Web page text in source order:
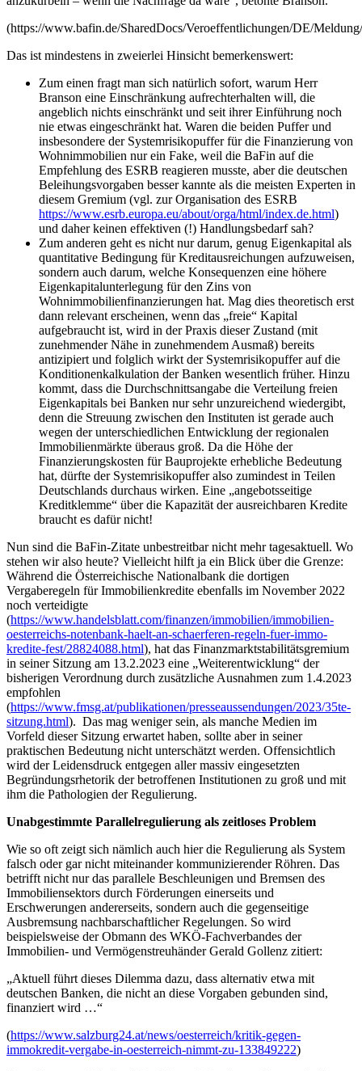
(https://www.bafin.de/SharedDocs/Veroeffentlichungen/DE/
Das ist mindestens in zweierlei Hinsicht bemerkenswert:
Zum einen fragt man sich natürlich sofort, warum Herr
Branson eine Einschränkung aufrechterhalten will, die
angeblich nichts einschränkt und seit ihrer Einführung noch
nie etwas eingeschränkt hat. Waren die beiden Puffer und
insbesondere der Systemrisikopuffer für die Finanzierung von
Wohnimmobilien nur ein Fake, weil die BaFin auf die
Empfehlung des ESRB reagieren musste, aber die deutschen
Beleihungsvorgaben besser kannte als die meisten Experten in
diesem Gremium (vgl. zur Organisation des ESRB
https://www.esrb.europa.eu/about/orga/html/index.de.html)
und daher keinen effektiven (!) Handlungsbedarf sah?
Zum anderen geht es nicht nur darum, genug Eigenkapital als
quantitative Bedingung für Kreditausreichungen aufzuweisen,
sondern auch darum, welche Konsequenzen eine höhere
Eigenkapitalunterlegung für den Zins von
Wohnimmobilienfinanzierungen hat. Mag dies theoretisch erst
dann relevant erscheinen, wenn das „freie“ Kapital
aufgebraucht ist, wird in der Praxis dieser Zustand (mit
zunehmender Nähe in zunehmendem Ausmaß) bereits
antizipiert und folglich wirkt der Systemrisikopuffer auf die
Konditionenkalkulation der Banken wesentlich früher. Hinzu
kommt, dass die Durchschnittsangabe die Verteilung freien
Eigenkapitals bei Banken nur sehr unzureichend wiedergibt,
denn die Streuung zwischen den Instituten ist gerade auch
wegen der unterschiedlichen Entwicklung der regionalen
Immobilienmärkte überaus groß. Da die Höhe der
Finanzierungskosten für Bauprojekte erhebliche Bedeutung
hat, dürfte der Systemrisikopuffer also zumindest in Teilen
Deutschlands durchaus wirken. Eine „angebotsseitige
Kreditklemme“ über die Kapazität der ausreichbaren Kredite
braucht es dafür nicht!
Nun sind die BaFin-Zitate unbestreitbar nicht mehr tagesaktuell. Wo
stehen wir also heute? Vielleicht hilft ja ein Blick über die Grenze:
Während die Österreichische Nationalbank die dortigen
Vergaberegeln für Immobilienkredite ebenfalls im November 2022
noch verteidigte
(https://www.handelsblatt.com/finanzen/immobilien/immobilien-
oesterreichs-notenbank-haelt-an-schaerferen-regeln-fuer-immo-
kredite-fest/28824088.html), hat das Finanzmarktstabilitätsgremium
in seiner Sitzung am 13.2.2023 eine „Weiterentwicklung“ der
bisherigen Verordnung durch zusätzliche Ausnahmen zum 1.4.2023
empfohlen
(https://www.fmsg.at/publikationen/presseaussendungen/2023/35te-
sitzung.html). Das mag weniger sein, als manche Medien im
Vorfeld dieser Sitzung erwartet haben, sollte aber in seiner
praktischen Bedeutung nicht unterschätzt werden. Offensichtlich
wird der Leidensdruck entgegen aller massiv eingesetzten
Begründungsrhetorik der betroffenen Institutionen zu groß und mit
ihm die Pathologien der Regulierung.
Unabgestimmte Parallelregulierung als zeitloses Problem
Wie so oft zeigt sich nämlich auch hier die Regulierung als System
falsch oder gar nicht miteinander kommunizierender Röhren. Das
betrifft nicht nur das parallele Beschleunigen und Bremsen des
Immobiliensektors durch Förderungen einerseits und
Erschwerungen andererseits, sondern auch die gegenseitige
Ausbremsung nachbarschaftlicher Regelungen. So wird
beispielsweise der Obmann des WKÖ-Fachverbandes der
Immobilien- und Vermögenstreuhänder Gerald Gollenz zitiert:
„Aktuell führt dieses Dilemma dazu, dass alternativ etwa mit
deutschen Banken, die nicht an diese Vorgaben gebunden sind,
finanziert wird …“
(https://www.salzburg24.at/news/oesterreich/kritik-gegen-
immokredit-vergabe-in-oesterreich-nimmt-zu-133849222)